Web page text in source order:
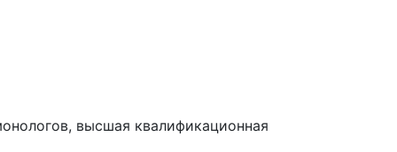
высшая квалификационная